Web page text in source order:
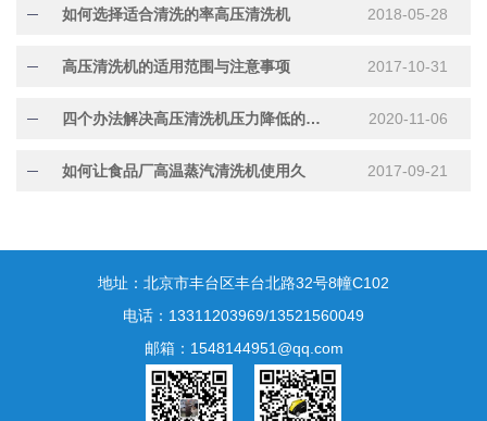
如何选择适合清洗的率高压清洗机 2018-05-28
高压清洗机的适用范围与注意事项 2017-10-31
四个办法解决高压清洗机压力降低的问题 2020-11-06
如何让食品厂高温蒸汽清洗机使用久 2017-09-21
地址：北京市丰台区丰台北路32号8幢C102
电话：13311203969/13521560049
邮箱：1548144951@qq.com